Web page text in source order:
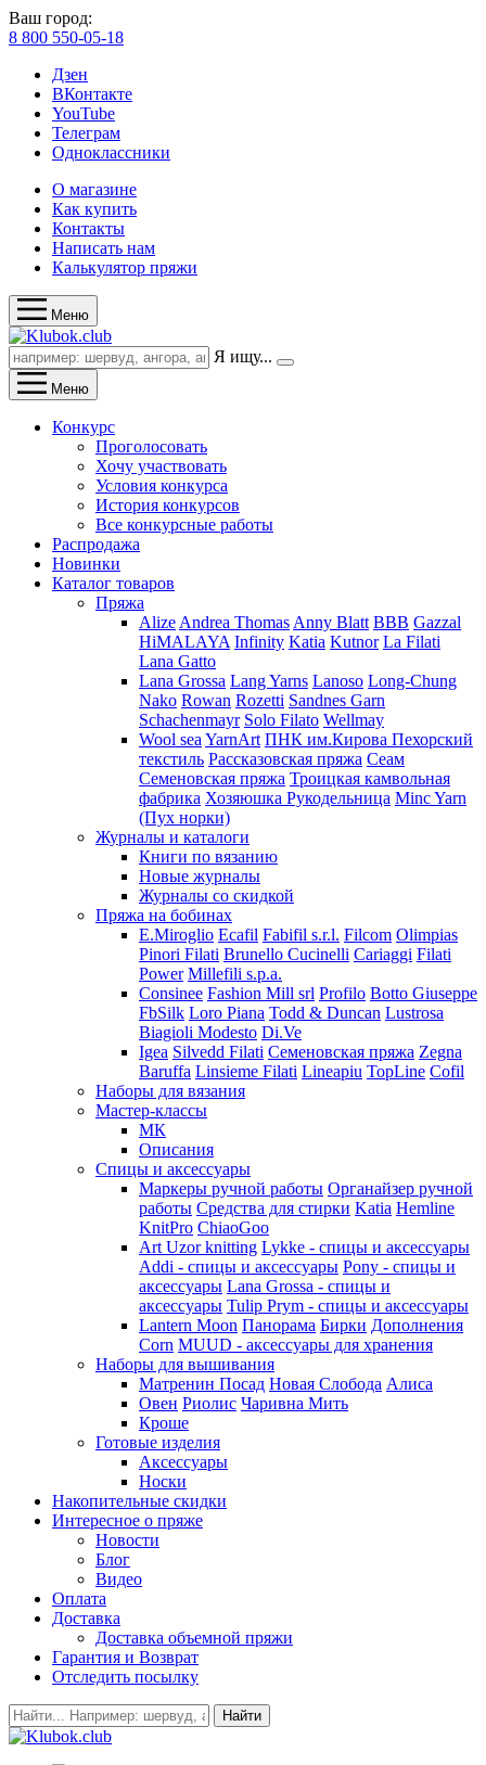
Ваш город:
8 800 550-05-18
Дзен
ВКонтакте
YouTube
Телеграм
Одноклассники
О магазине
Как купить
Контакты
Написать нам
Калькулятор пряжи
Меню
Я ищу...
Меню
Конкурс
Проголосовать
Хочу участвовать
Условия конкурса
История конкурсов
Все конкурсные работы
Распродажа
Новинки
Каталог товаров
Пряжа
Alize Andrea Thomas Anny Blatt BBB Gazzal
HiMALAYA Infinity Katia Kutnor La Filati
Lana Gatto
Lana Grossa Lang Yarns Lanoso Long-Chung
Nako Rowan Rozetti Sandnes Garn
Schachenmayr Solo Filato Wellmay
Wool sea YarnArt ПНК им.Кирова Пехорский
текстиль Рассказовская пряжа Сеам
Семеновская пряжа Троицкая камвольная
фабрика Хозяюшка Рукодельница Minc Yarn
(Пух норки)
Журналы и каталоги
Книги по вязанию
Новые журналы
Журналы со скидкой
Пряжа на бобинах
E.Miroglio Ecafil Fabifil s.r.l. Filcom Olimpias
Pinori Filati Brunello Cucinelli Cariaggi Filati
Power Millefili s.p.a.
Consinee Fashion Mill srl Profilo Botto Giuseppe
FbSilk Loro Piana Todd & Duncan Lustrosa
Biagioli Modesto Di.Ve
Igea Silvedd Filati Семеновская пряжа Zegna
Baruffa Linsieme Filati Lineapiu TopLine Cofil
Наборы для вязания
Мастер-классы
МК
Описания
Спицы и аксессуары
Маркеры ручной работы Органайзер ручной
работы Средства для стирки Katia Hemline
KnitPro ChiaoGoo
Art Uzor knitting Lykke - спицы и аксессуары
Addi - спицы и аксессуары Pony - спицы и
аксессуары Lana Grossa - спицы и
аксессуары Tulip Prym - спицы и аксессуары
Lantern Moon Панорама Бирки Дополнения
Corn MUUD - аксессуары для хранения
Наборы для вышивания
Матренин Посад Новая Слобода Алиса
Овен Риолис Чаривна Мить
Кроше
Готовые изделия
Аксессуары
Носки
Накопительные скидки
Интересное о пряже
Новости
Блог
Видео
Оплата
Доставка
Доставка объемной пряжи
Гарантия и Возврат
Отследить посылку
Найти